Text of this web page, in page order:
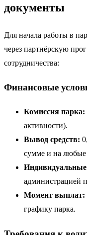
документы
Для начала работы в
через партнёрскую
сотрудничества:
Финансовые
Комиссия парка:
активности).
Вывод средств:
сумме и на любые
администрацией
Момент выплат:
графику парка.